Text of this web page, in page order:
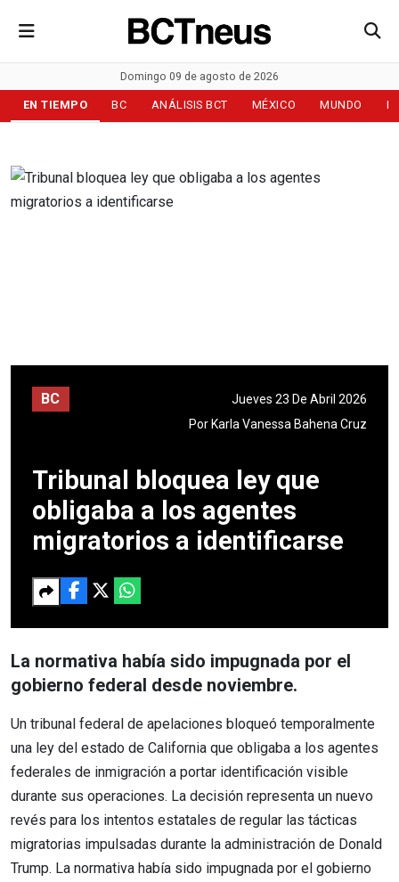
Domingo 09 de agosto de 2026
EN TIEMPO BC ANÁLISIS BCT MÉXICO MUNDO
BC
Jueves 23 De Abril 2026
Por Karla Vanessa Bahena Cruz
Tribunal bloquea ley que
obligaba a los agentes
migratorios a identificarse
La normativa había sido impugnada por el
gobierno federal desde noviembre.
Un tribunal federal de apelaciones bloqueó temporalmente
una ley del estado de California que obligaba a los agentes
federales de inmigración a portar identificación visible
durante sus operaciones. La decisión representa un nuevo
revés para los intentos estatales de regular las tácticas
migratorias impulsadas durante la administración de Donald
Trump. La normativa había sido impugnada por el gobierno